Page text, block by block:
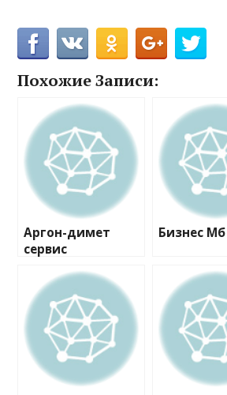
Похожие Записи:
Аргон-димет
сервис
Бизнес Мб